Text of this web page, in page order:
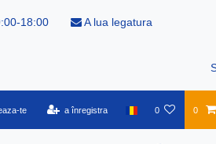
18:00 A lua legatura
te a înregistra 0 0